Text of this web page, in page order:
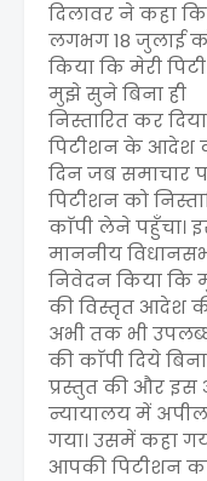
दिलावर ने कहा कि
लगभग 18 जुलाई
किया कि मेरी
मुझे सुने बिना ही
निस्तारित कर
पिटीशन के आदेश
दिन जब समाचार
पिटीशन को
काॅपी लेने पहुँचा।
माननीय
निवेदन किया कि
की विस्तृत आदेश
अभी तक भी
की काॅपी दिये
प्रस्तुत की और इस
न्यायालय में
गया। उसमें कहा
आपकी पिटीशन